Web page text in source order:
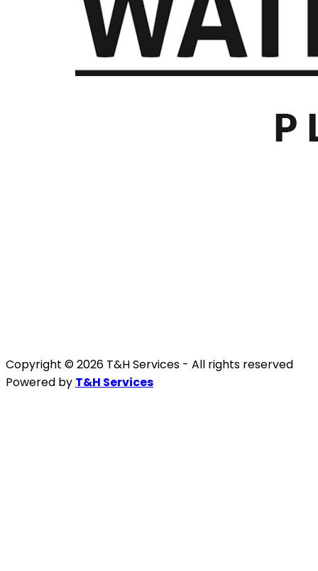
Copyright © 2026 T&H Services - All rights reserved
Powered by T&H Services